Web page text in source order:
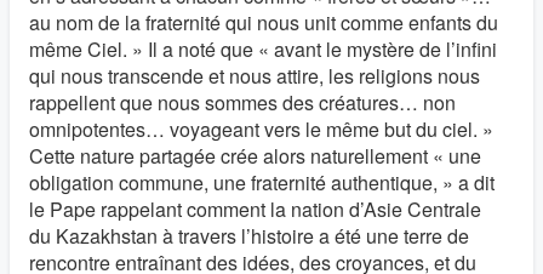
au nom de la fraternité qui nous unit comme enfants du
même Ciel. » Il a noté que « avant le mystère de l’infini
qui nous transcende et nous attire, les religions nous
rappellent que nous sommes des créatures… non
omnipotentes… voyageant vers le même but du ciel. »
Cette nature partagée crée alors naturellement « une
obligation commune, une fraternité authentique, » a dit
le Pape rappelant comment la nation d’Asie Centrale
du Kazakhstan à travers l’histoire a été une terre de
rencontre entraînant des idées, des croyances, et du